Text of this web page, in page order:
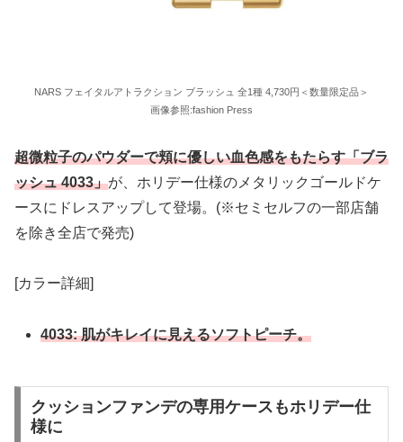
NARS フェイタルアトラクション ブラッシュ 全1種 4,730円＜数量限定品＞
画像参照:fashion Press
超微粒子のパウダーで頬に優しい血色感をもたらす「ブラ
ッシュ 4033」が、ホリデー仕様のメタリックゴールドケ
ースにドレスアップして登場。(※セミセルフの一部店舗
を除き全店で発売)
[カラー詳細]
4033: 肌がキレイに見えるソフトピーチ。
クッションファンデの専用ケースもホリデー仕
様に